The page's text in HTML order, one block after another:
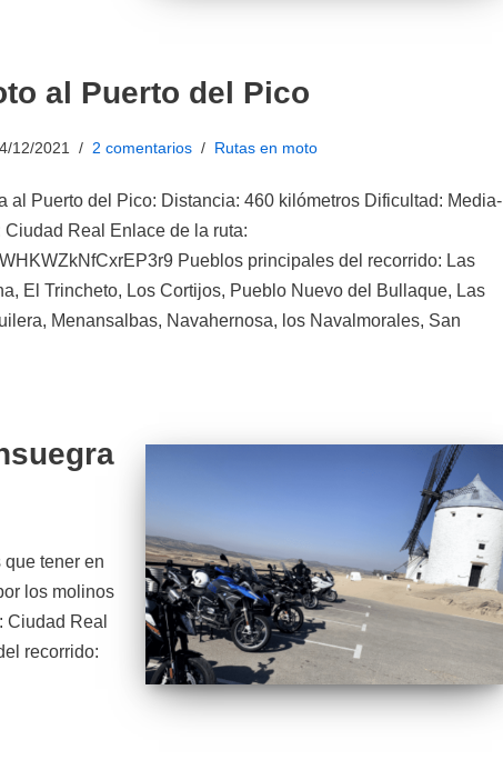
al Puerto del Pico
12/2021 2 comentarios Rutas en moto
al Puerto del Pico: Distancia: 460 kilómetros Dificultad: Media-
Real Enlace de la ruta:
Pueblos principales del recorrido: Las
El Trincheto, Los Cortijos, Pueblo Nuevo del Bullaque, Las
Menansalbas, Navahernosa, los Navalmorales, San
tener en
los molinos
Real
recorrido: